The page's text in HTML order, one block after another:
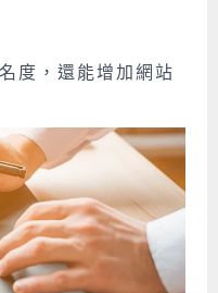
度，還能增加網站